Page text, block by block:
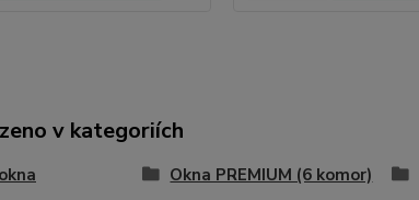
v kategoriích
Okna PREMIUM (6 komor)